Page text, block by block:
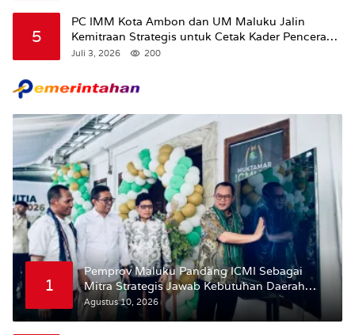
5
PC IMM Kota Ambon dan UM Maluku Jalin
Kemitraan Strategis untuk Cetak Kader Pencerah
Bangsa “Membangun Peradaban dari Kampus”
Juli 3, 2026 200
1
Pemprov Maluku Pandang ICMI Sebagai
Mitra Strategis Jawab Kebutuhan Daerah
Kepulauan
Agustus 10, 2026